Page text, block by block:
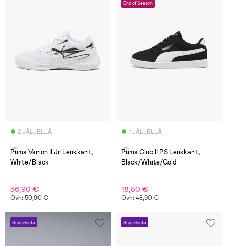
2 JÄLJELLÄ
(0)
Puma Varion II Jr Lenkkarit,
White/Black
36,90 €
Ovh: 50,90 €
End of Season
1 JÄLJELLÄ
(0)
Puma Club II PS Lenkkarit,
Black/White/Gold
18,80 €
Ovh: 48,90 €
Superhinta Superhinta